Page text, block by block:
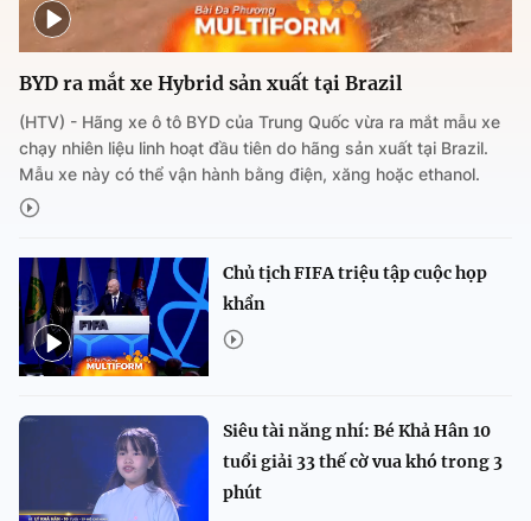
BYD ra mắt xe Hybrid sản xuất tại Brazil
(HTV) - Hãng xe ô tô BYD của Trung Quốc vừa ra mắt mẫu xe
chạy nhiên liệu linh hoạt đầu tiên do hãng sản xuất tại Brazil.
Mẫu xe này có thể vận hành bằng điện, xăng hoặc ethanol.
Chủ tịch FIFA triệu tập cuộc họp
khẩn
Siêu tài năng nhí: Bé Khả Hân 10
tuổi giải 33 thế cờ vua khó trong 3
phút